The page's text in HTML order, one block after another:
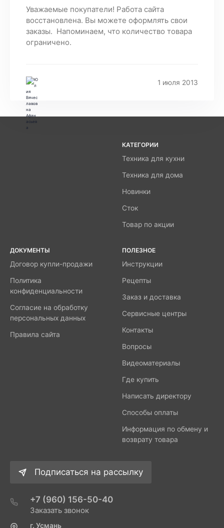
Уважаемые покупатели! Работа сайта
восстановлена. Вы можете оформлять свои
заказы. Напоминаем, что количество товара
ограничено.
1 июля 2013
КАТЕГОРИИ
Техника для кухни
Техника для дома
Новинки
Сток
Товар по акции
ДОКУМЕНТЫ
Договор купли-продажи
Политика
конфиденциальности
Согласие на обработку
персональных данных
Правила сайта
ПОЛЕЗНОЕ
Инструкции
Рецепты
Заказ и доставка
Сервисные центры
Контакты
Вопросы
Видеоматериалы
Где купить
Написать директору
Способы оплаты
Информация по обмену и
возврату товара
Подписаться на рассылку
+7 (960) 156-50-40
Заказать звонок
г. Усмань